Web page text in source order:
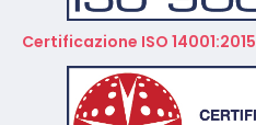
Certificazione ISO 14001:2015